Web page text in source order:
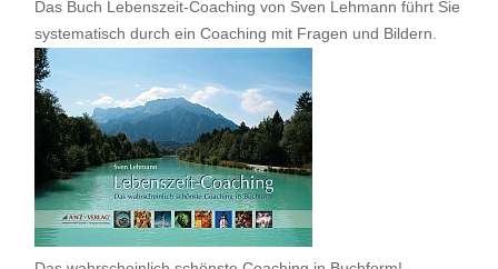
Das Buch Lebenszeit-Coaching von Sven Lehmann führt Sie
systematisch durch ein Coaching mit Fragen und Bildern.